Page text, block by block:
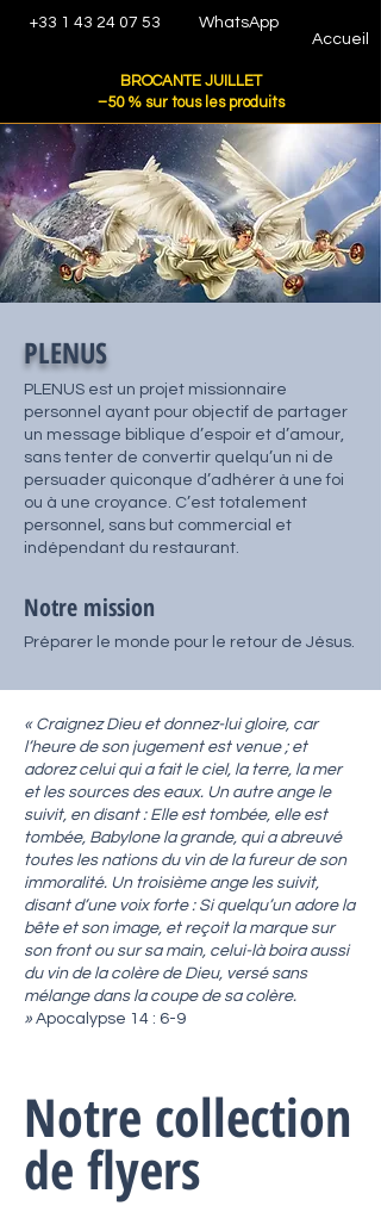
+33 1 43 24 07 53
WhatsApp
Accueil
BROCANTE JUILLET
–50 % sur tous les produits
PLENUS
PLENUS est un projet missionnaire
personnel ayant pour objectif de partager
un message biblique d’espoir et d’amour,
sans tenter de convertir quelqu’un ni de
persuader quiconque d’adhérer à une foi
ou à une croyance. C’est totalement
personnel, sans but commercial et
indépendant du restaurant.
Notre mission
Préparer le monde pour le retour de Jésus.
« Craignez Dieu et donnez-lui gloire, car
l’heure de son jugement est venue ; et
adorez celui qui a fait le ciel, la terre, la mer
et les sources des eaux. Un autre ange le
suivit, en disant : Elle est tombée, elle est
tombée, Babylone la grande, qui a abreuvé
toutes les nations du vin de la fureur de son
immoralité. Un troisième ange les suivit,
disant d’une voix forte : Si quelqu’un adore la
bête et son image, et reçoit la marque sur
son front ou sur sa main, celui-là boira aussi
du vin de la colère de Dieu, versé sans
mélange dans la coupe de sa colère.
» Apocalypse 14 : 6-9
Notre collection
de flyers